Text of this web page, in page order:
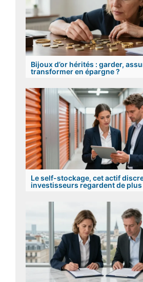
Bijoux d’or hérités : garder,
transformer en épargne ?
Le self-stockage, cet actif
investisseurs regardent de plus